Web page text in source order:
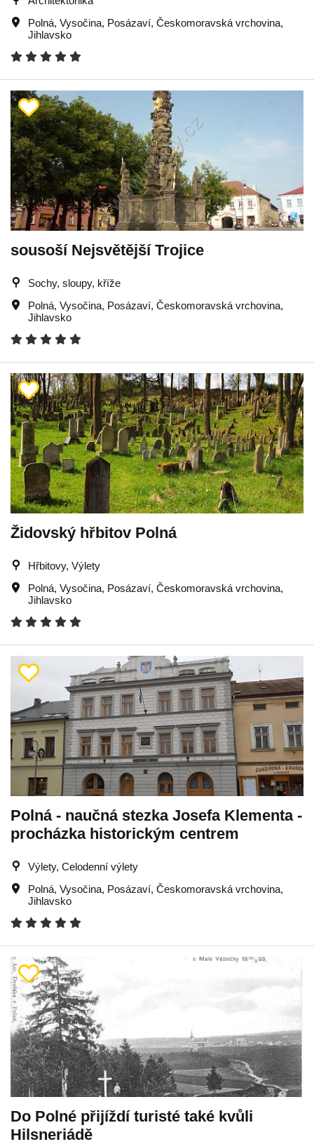
Polná, Vysočina, Posázaví, Českomoravská vrchovina,
Jihlavsko
sousoší Nejsvětější Trojice
Sochy, sloupy, kříže
Polná, Vysočina, Posázaví, Českomoravská vrchovina,
Jihlavsko
Židovský hřbitov Polná
Hřbitovy, Výlety
Polná, Vysočina, Posázaví, Českomoravská vrchovina,
Jihlavsko
Polná - naučná stezka Josefa Klementa -
procházka historickým centrem
Výlety, Celodenní výlety
Polná, Vysočina, Posázaví, Českomoravská vrchovina,
Jihlavsko
Do Polné přijíždí turisté také kvůli
Hilsneriádě